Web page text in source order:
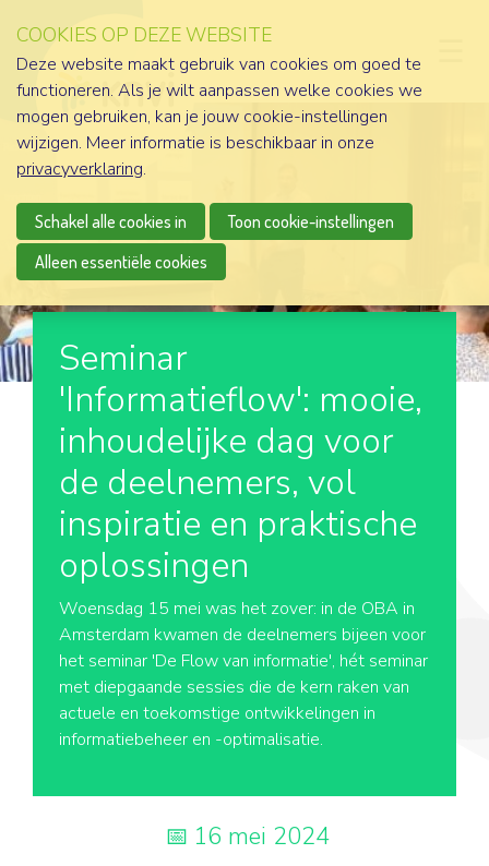
Seminar
'Informatieflow': mooie,
inhoudelijke dag voor
de deelnemers, vol
inspiratie en praktische
oplossingen
Woensdag 15 mei was het zover: in de OBA in
Amsterdam kwamen de deelnemers bijeen voor
het seminar 'De Flow van informatie', hét seminar
met diepgaande sessies die de kern raken van
actuele en toekomstige ontwikkelingen in
informatiebeheer en -optimalisatie.
16 mei 2024
COOKIES OP DEZE WEBSITE
Deze website maakt gebruik van cookies om goed te
functioneren. Als je wilt aanpassen welke cookies we
mogen gebruiken, kan je jouw cookie-instellingen
wijzigen. Meer informatie is beschikbaar in onze
privacyverklaring.
Schakel alle cookies in
Toon cookie-instellingen
Alleen essentiële cookies